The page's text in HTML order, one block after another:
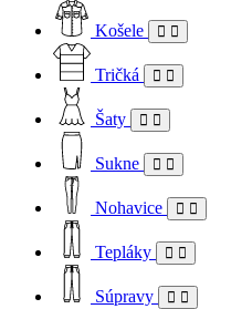
Košele
Tričká
Šaty
Sukne
Nohavice
Tepláky
Súpravy